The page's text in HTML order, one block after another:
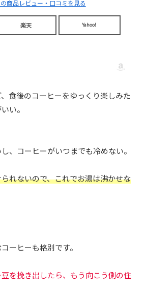
商品レビュー・口コミを見る
楽天 Yahoo!
食後のコーヒーをゆっくり楽しみた
い。
、コーヒーがいつまでも冷めない。
れないので、これでお湯は沸かせな
ーヒーも格別です。
を挽き出したら、もう向こう側の住